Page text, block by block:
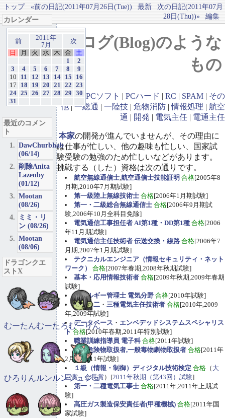
トップ «前の日記(2011年07月26日(Tue)) 最新
次の日記(2011年07月
28日(Thu))»
編集
ブログ(Blog)のような
もの
GBA| PCソフト | PCハード | RC | SPAM | その
他|一総通 | 一陸技 | 危物消防 |情報処理 | 航空
通 | 開発 | 電気主任 | 電通主任
本家の開発が進んでいませんが、その理由に
は仕事が忙しい、他の趣味も忙しい、国家試
験受験の勉強のため忙しいなどがあります。
挑戦する（した）資格は次の通りです。
航空無線通信士,航空通信士技能証明 合格[2005年8
月期,2010年7月期試験]
第一級陸上無線技術士 合格[2006年1月期試験]
第一・二級総合無線通信士 合格[2006年9月期試
験,2006年10月全科目免除]
電気通信工事担任者 AI第1種・DD第1種 合格[2006
年11月期試験]
電気通信主任技術者 伝送交換・線路 合格[2006年7
月期,2007年1月期試験]
テクニカルエンジニア（情報セキュリティ・ネット
ワーク）
合格[2007年春期,2008年秋期試験]
基本・応用情報技術者 合格[2009年秋期,2009年春期
試験]
エネルギー管理士 電気分野 合格[2010年試験]
第一・二 ・ 三種電気主任技術者 合格[2010年,2009
年,2009年試験]
データベース ・ エンベデッドシステムスペシャリス
ト 合格[2010年春期,2011年特別試験]
職業訓練指導員 電子科 合格[2011年試験]
甲種危険物取扱者,一般毒物劇物取扱者 合格[2011年
2月期,2011年試験]
１級（情報・制御）ディジタル技術検定 合格 （ 大
臣賞、会長賞）[2011年秋期（第43回）試験]
第一・二種電気工事士 合格[2011年,2011年上期試
験]
高圧ガス製造保安責任者(甲種機械) 合格[2011年国
家試験]
カレンダー
前
2011年
7月
次
日
月 火 水 木 金
土
1
2
3
4 5 6 7 8
9
10
11 12 13 14 15
16
17
18 19 20 21 22
23
24 25 26 27 28 29
30
31
最近のコメン
ト
DawChurbhab
(06/14)
削除Anita
Lazenby
(01/12)
Mootan
(08/26)
ミミ・リ
ン (08/26)
Mootan
(08/06)
ドラゴンクエ
ストX
むーたんむーたろむーりん
ひろりんルンルンジュジュ